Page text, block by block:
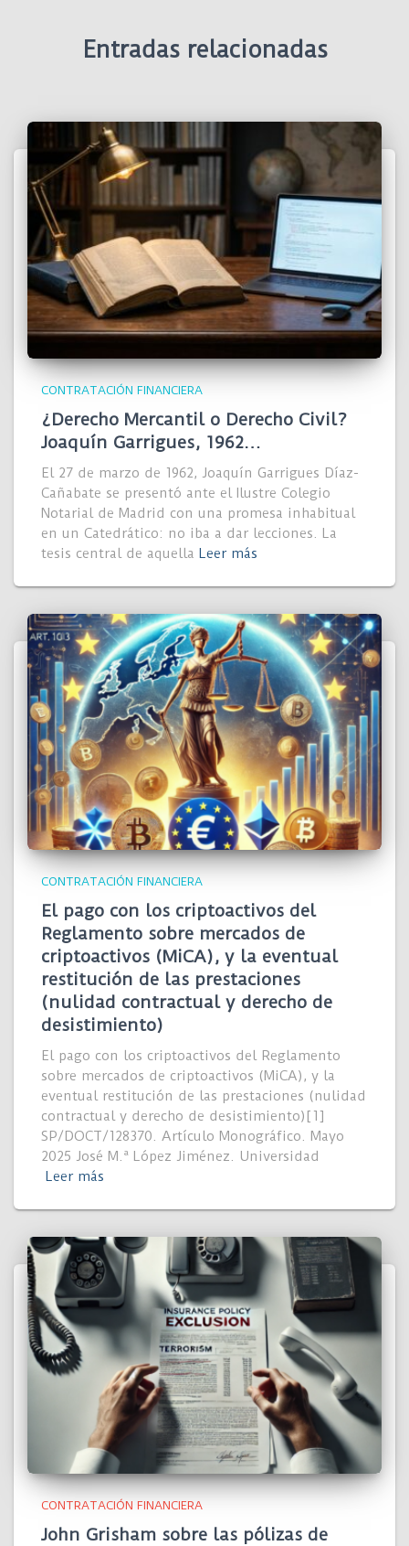
Entradas relacionadas
CONTRATACIÓN FINANCIERA
¿Derecho Mercantil o Derecho Civil?
Joaquín Garrigues, 1962…
El 27 de marzo de 1962, Joaquín Garrigues Díaz-
Cañabate se presentó ante el Ilustre Colegio
Notarial de Madrid con una promesa inhabitual
en un Catedrático: no iba a dar lecciones. La
tesis central de aquella Leer más
CONTRATACIÓN FINANCIERA
El pago con los criptoactivos del
Reglamento sobre mercados de
criptoactivos (MiCA), y la eventual
restitución de las prestaciones
(nulidad contractual y derecho de
desistimiento)
El pago con los criptoactivos del Reglamento
sobre mercados de criptoactivos (MiCA), y la
eventual restitución de las prestaciones (nulidad
contractual y derecho de desistimiento)[1]
SP/DOCT/128370. Artículo Monográfico. Mayo
2025 José M.ª López Jiménez. Universidad
Leer más
CONTRATACIÓN FINANCIERA
John Grisham sobre las pólizas de